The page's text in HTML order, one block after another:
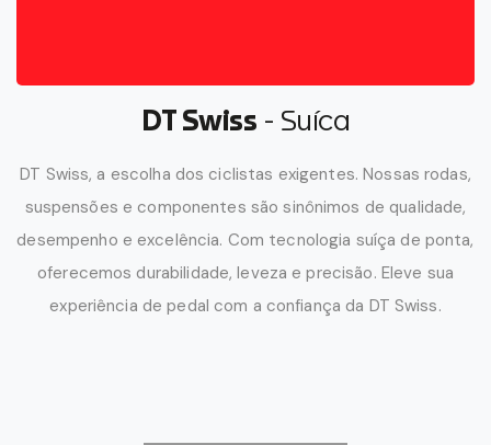
DT Swiss - Suíca
DT Swiss, a escolha dos ciclistas exigentes. Nossas rodas,
suspensões e componentes são sinônimos de qualidade,
desempenho e excelência. Com tecnologia suíça de ponta,
oferecemos durabilidade, leveza e precisão. Eleve sua
experiência de pedal com a confiança da DT Swiss.